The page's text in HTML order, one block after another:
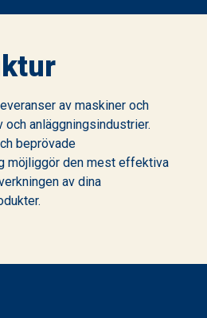
av maskiner och
anläggningsindustrier.
beprövade
möjliggör den mest effektiva
av dina